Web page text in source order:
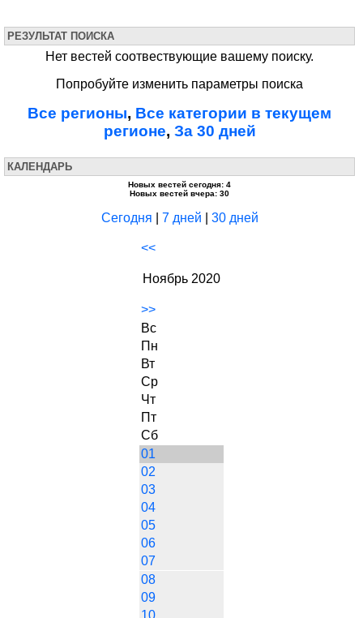
РЕЗУЛЬТАТ ПОИСКА
Нет вестей соотвествующие вашему поиску.
Попробуйте изменить параметры поиска
Все регионы, Все категории в текущем
регионе, За 30 дней
КАЛЕНДАРЬ
Новых вестей сегодня: 4
Новых вестей вчера: 30
Сегодня 7 дней 30 дней
<<
Ноябрь 2020
>>
Вс
Пн
Вт
Ср
Чт
Пт
Сб
01
02
03
04
05
06
07
08
09
10